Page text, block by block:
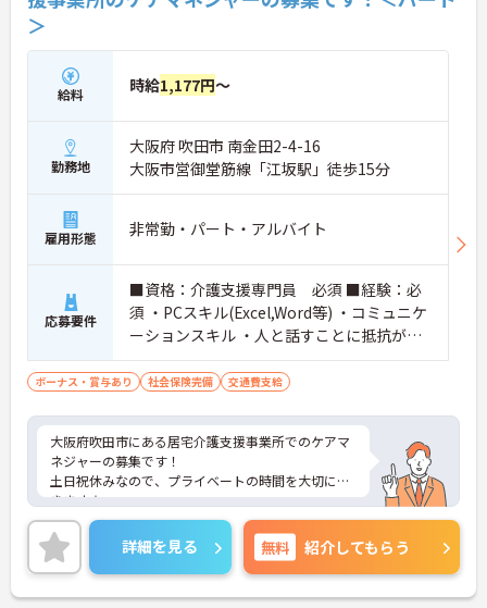
＞
給料 時給1,177円～
勤務地
大阪府 吹田市 南金田2-4-16
大阪市営御堂筋線「江坂駅」徒歩15分
雇用形態 非常勤・パート・アルバイト
応募要件
■資格：介護支援専門員 必須 ■経験：必
須 ・PCスキル(Excel,Word等) ・コミュニケ
ーションスキル ・人と話すことに抵抗がな
い方 上記の方歓迎
ボーナス・賞与あり 社会保険完備 交通費支給
大阪府吹田市にある居宅介護支援事業所でのケアマ
ネジャーの募集です！
土日祝休みなので、プライベートの時間を大切にで
きます☆
昇給・勤続賞与あり♪ 頑張りがしっかり反映され
ます！
ご興味のある方には、面接対策ポイントなど、さら
に詳細をお話しいたしますのでお気軽にご相談くだ
さい！
詳細を見る 無料 紹介してもらう